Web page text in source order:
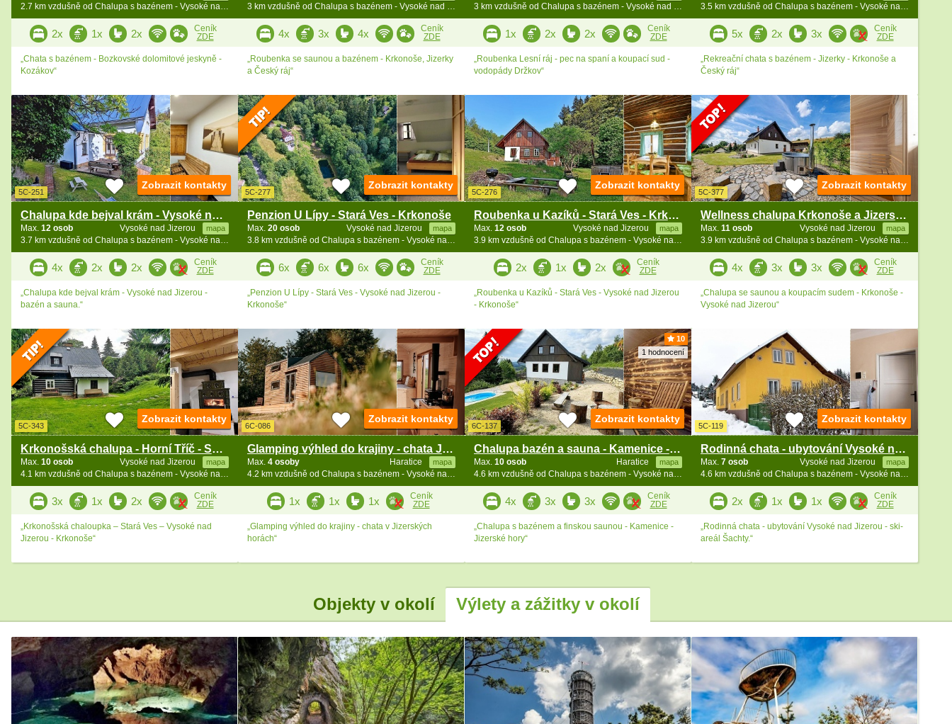
2.7 km vzdušně od Chalupa s bazénem - Vysoké nad Jizerou - Bozkov
2x 1x 2x
Ceník
ZDE
„Chata s bazénem - Bozkovské dolomitové jeskyně -
Kozákov“
3 km vzdušně od Chalupa s bazénem - Vysoké nad Jizerou - Bozkov
4x 3x 4x
Ceník
ZDE
„Roubenka se saunou a bazénem - Krkonoše, Jizerky
a Český ráj“
3 km vzdušně od Chalupa s bazénem - Vysoké nad Jizerou - Bozkov
1x 2x 2x
Ceník
ZDE
„Roubenka Lesní ráj - pec na spaní a koupací sud -
vodopády Držkov“
3.5 km vzdušně od Chalupa s bazénem - Vysoké nad Jizerou - Bozkov
5x 2x 3x
Ceník
ZDE
„Rekreační chata s bazénem - Jizerky - Krkonoše a
Český ráj“
5C-251
Chalupa kde bejval krám - Vysoké nad Jizerou
Vysoké nad Jizerou mapa
Max. 12 osob
3.7 km vzdušně od Chalupa s bazénem - Vysoké nad Jizerou - Bozkov
Zobrazit kontakty
4x 2x 2x
Ceník
ZDE
„Chalupa kde bejval krám - Vysoké nad Jizerou -
bazén a sauna.“
5C-277
Penzion U Lípy - Stará Ves - Krkonoše
Vysoké nad Jizerou mapa
Max. 20 osob
3.8 km vzdušně od Chalupa s bazénem - Vysoké nad Jizerou - Bozkov
Zobrazit kontakty
6x 6x 6x
Ceník
ZDE
„Penzion U Lípy - Stará Ves - Vysoké nad Jizerou -
Krkonoše“
5C-276
Roubenka u Kazíků - Stará Ves - Krkonoše
Vysoké nad Jizerou mapa
Max. 12 osob
3.9 km vzdušně od Chalupa s bazénem - Vysoké nad Jizerou - Bozkov
Zobrazit kontakty
2x 1x 2x
Ceník
ZDE
„Roubenka u Kazíků - Stará Ves - Vysoké nad Jizerou
- Krkonoše“
5C-377
Wellness chalupa Krkonoše a Jizerské hory
Vysoké nad Jizerou mapa
Max. 11 osob
3.9 km vzdušně od Chalupa s bazénem - Vysoké nad Jizerou - Bozkov
Zobrazit kontakty
4x 3x 3x
Ceník
ZDE
„Chalupa se saunou a koupacím sudem - Krkonoše -
Vysoké nad Jizerou“
5C-343
Krkonošská chalupa - Horní Tříč - Sklenařice
Vysoké nad Jizerou mapa
Max. 10 osob
4.1 km vzdušně od Chalupa s bazénem - Vysoké nad Jizerou - Bozkov
Zobrazit kontakty
3x 1x 2x
Ceník
ZDE
„Krkonošská chaloupka – Stará Ves – Vysoké nad
Jizerou - Krkonoše“
6C-086
Glamping výhled do krajiny - chata Jizerské hory
Haratice mapa
Max. 4 osoby
4.2 km vzdušně od Chalupa s bazénem - Vysoké nad Jizerou - Bozkov
Zobrazit kontakty
1x 1x 1x
Ceník
ZDE
„Glamping výhled do krajiny - chata v Jizerských
horách“
10
1 hodnocení
6C-137
Chalupa bazén a sauna - Kamenice - Jizerské hory
Haratice mapa
Max. 10 osob
4.6 km vzdušně od Chalupa s bazénem - Vysoké nad Jizerou - Bozkov
Zobrazit kontakty
4x 3x 3x
Ceník
ZDE
„Chalupa s bazénem a finskou saunou - Kamenice -
Jizerské hory“
5C-119
Rodinná chata - ubytování Vysoké nad Jizerou
Vysoké nad Jizerou mapa
Max. 7 osob
4.6 km vzdušně od Chalupa s bazénem - Vysoké nad Jizerou - Bozkov
Zobrazit kontakty
2x 1x 1x
Ceník
ZDE
„Rodinná chata - ubytování Vysoké nad Jizerou - ski-
areál Šachty.“
Objekty v okolí Výlety a zážitky v okolí